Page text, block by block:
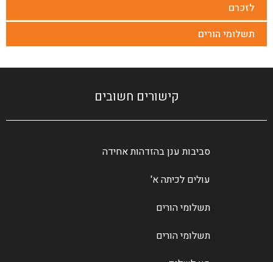
לזכרם
תשלומי הורים
קישורים חשובים
סביבות ענן בהזדהות אחידה
עולים לכיתה א'
תשלומי הורים
תשלומי הורים